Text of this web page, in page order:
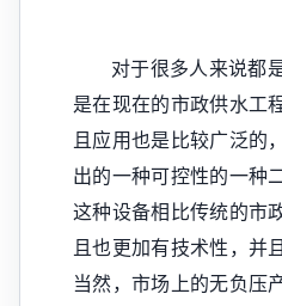
对于很多人来说都
是在现在的市政供水工
且应用也是比较广泛的
出的一种可控性的一种
这种设备相比传统的市
且也更加有技术性，并
当然，市场上的无负压